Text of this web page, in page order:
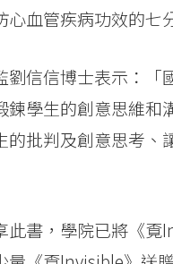
心血管疾病功效的七
劉信信博士表示：「
鍊學生的創意思維和
的批判及創意思考、
此書，學院已將《覔